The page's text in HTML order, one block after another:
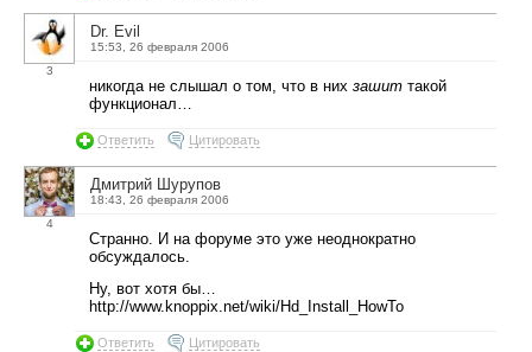
3
Dr. Evil
15:53, 26 февраля 2006
никогда не слышал о том, что в них зашит такой
функционал…
Ответить Цитировать
4
Дмитрий Шурупов
18:43, 26 февраля 2006
Странно. И на форуме это уже неоднократно
обсуждалось.
Ну, вот хотя бы…
http://www.knoppix.net/wiki/Hd_Install_HowTo
Ответить Цитировать